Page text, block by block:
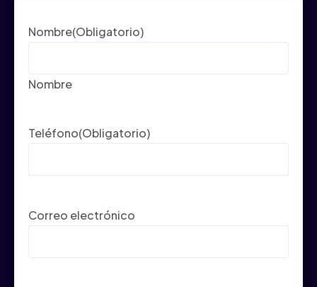
Nombre(Obligatorio)
Nombre
Teléfono(Obligatorio)
Correo electrónico